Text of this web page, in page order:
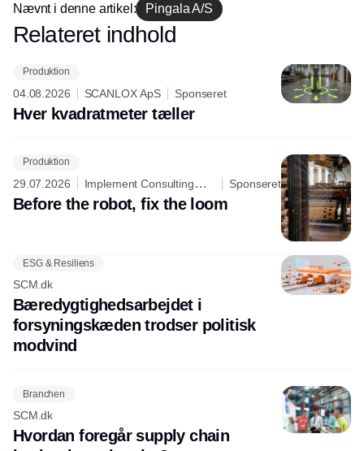
Nævnt i denne artikel: Pingala A/S
Annonce
Relateret indhold
Produktion
04.08.2026 SCANLOX ApS Sponseret
Hver kvadratmeter tæller
Produktion
29.07.2026
Implement Consulting
Group
Sponseret
Before the robot, fix the loom
ESG & Resiliens
SCM.dk
Bæredygtighedsarbejdet i
forsyningskæden trodser politisk
modvind
Branchen
SCM.dk
Hvordan foregår supply chain